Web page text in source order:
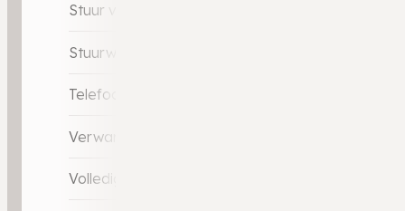
Stuur verstelbaar
Stuurwiel multifunctioneel
Telefoonintegratie premium
Verwarmde voorstoelen
Volledig digitaal instrumentenpaneel